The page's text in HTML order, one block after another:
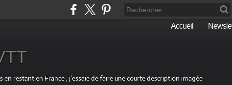
Accueil
restant en France , j'essaie de faire une courte description imagée